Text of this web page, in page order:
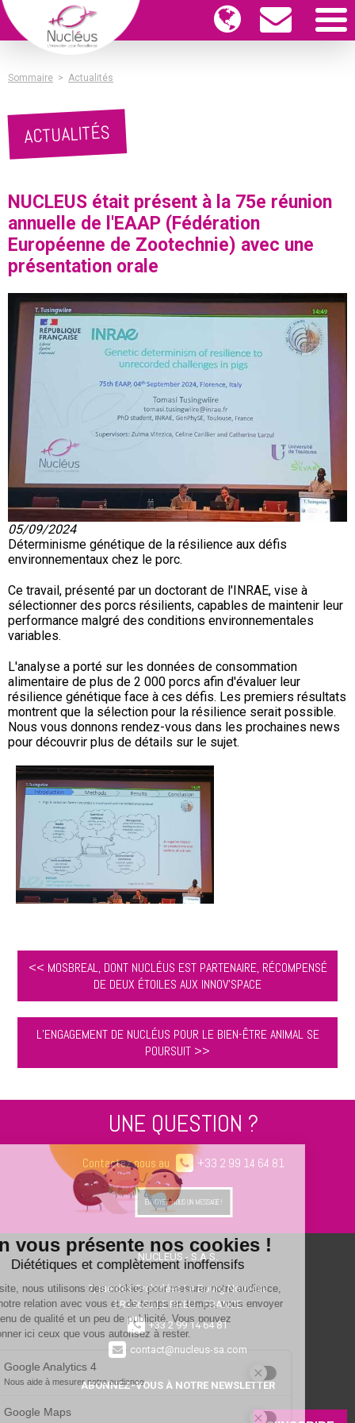
Sommaire > Actualités
ACTUALITÉS
NUCLEUS était présent à la 75e réunion
annuelle de l'EAAP (Fédération
Européenne de Zootechnie) avec une
présentation orale
05/09/2024
Déterminisme génétique de la résilience aux défis
environnementaux chez le porc.
Ce travail, présenté par un doctorant de l'INRAE, vise à
sélectionner des porcs résilients, capables de maintenir leur
performance malgré des conditions environnementales
variables.
L'analyse a porté sur les données de consommation
alimentaire de plus de 2 000 porcs afin d'évaluer leur
résilience génétique face à ces défis. Les premiers résultats
montrent que la sélection pour la résilience serait possible.
Nous vous donnons rendez-vous dans les prochaines news
pour découvrir plus de détails sur le sujet.
<< MOSBREAL, DONT NUCLÉUS EST PARTENAIRE, RÉCOMPENSÉ
DE DEUX ÉTOILES AUX INNOV'SPACE
L’ENGAGEMENT DE NUCLÉUS POUR LE BIEN-ÊTRE ANIMAL SE
POURSUIT >>
UNE QUESTION ?
Contactez nous au +33 2 99 14 64 81
ENVOYEZ-NOUS UN MESSAGE !
NUCLEUS - S.A.S.
7, rue des Orchidées Le Bourg Nouveau
FR35650 LE RHEU - FRANCE
+33 2 99 14 64 81
contact@nucleus-sa.com
ABONNEZ-VOUS À NOTRE NEWSLETTER